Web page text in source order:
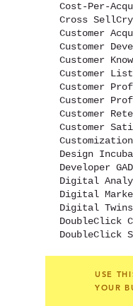
Cost-Per-
Cross Sell
Customer
Customer
Customer
Customer
Customer
Customer
Customer
Customer
Customization
Design
Developer GA
Digital
Digital
Digital Twins
DoubleClick
DoubleClick
USE
YOUR